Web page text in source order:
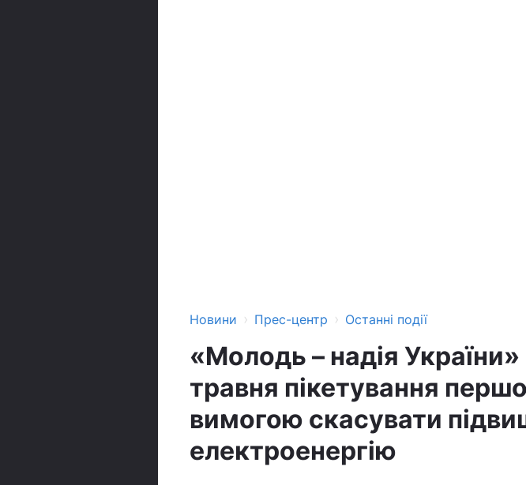
Новини › Прес-центр › Останні події
«Молодь – надія
травня пікетування
вимогою скасувати
електроенергію